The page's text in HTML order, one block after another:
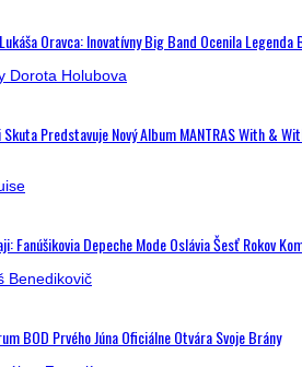
Oravca: Inovatívny Big Band Ocenila
Predstavuje Nový Album MANTRAS With &
Fanúšikovia Depeche Mode Oslávia Šesť Rokov
BOD Prvého Júna Oficiálne Otvára Svoje Brány